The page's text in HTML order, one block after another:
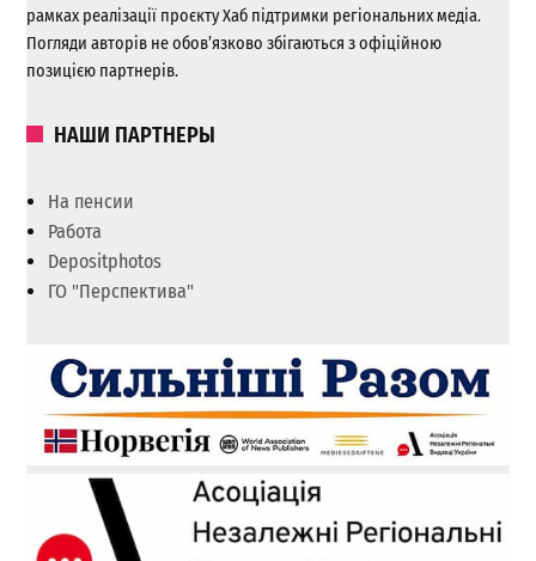
рамках реалізації проєкту Хаб підтримки регіональних медіа.
Погляди авторів не обов’язково збігаються з офіційною
позицією партнерів.
НАШИ ПАРТНЕРЫ
На пенсии
Работа
Depositphotos
ГО "Перспектива"